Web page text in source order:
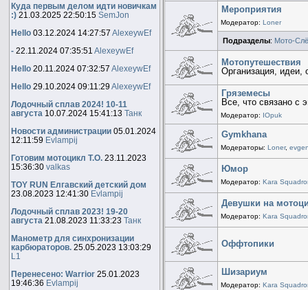
Куда первым делом идти новичкам
:) 21.03.2025 22:50:15SemJon
Hello 03.12.2024 14:27:57AlexeywEf
- 22.11.2024 07:35:51AlexeywEf
Hello 20.11.2024 07:32:57AlexeywEf
Hello 29.10.2024 09:11:29AlexeywEf
Лодочный сплав 2024! 10-11
августа 10.07.2024 15:41:13Танк
Новости администрации 05.01.2024
12:11:59 Evlampij
Готовим мотоцикл Т.О. 23.11.2023
15:36:30valkas
TOY RUN Елгавский детский дом
23.08.2023 12:41:30 Evlampij
Лодочный сплав 2023! 19-20
августа 21.08.2023 11:33:23Танк
Манометр для синхронизации
карбюраторов. 25.05.2023 13:03:29
L1
Перенесено: Warrior 25.01.2023
19:46:36 Evlampij
Мероприятия
Модератор: Loner
Подразделы: Мото-
Мотопутешествия
Организация, идеи,
Гряземесы
Все, что связано с
Модератор: IOpuk
Gymkhana
Модераторы: Loner,
Юмор
Модератор: Kara
Девушки на
Модератор: Kara
Оффтопики
Шизариум
Модератор: Kara